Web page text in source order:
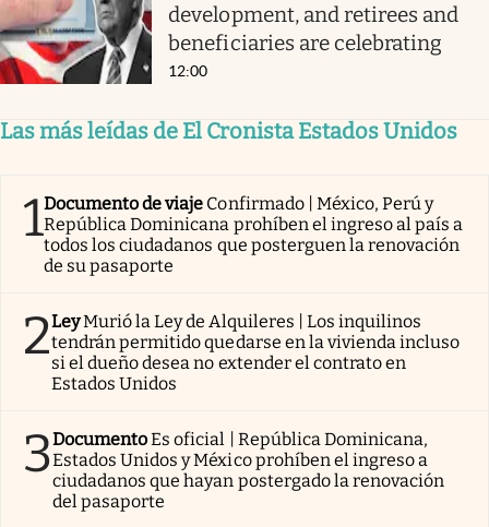
development, and retirees and
beneficiaries are celebrating
12:00
Las más leídas de El Cronista Estados Unidos
1Documento de viaje Confirmado | México, Perú y
República Dominicana prohíben el ingreso al país a
todos los ciudadanos que posterguen la renovación
de su pasaporte
2LeyMurió la Ley de Alquileres | Los inquilinos
tendrán permitido quedarse en la vivienda incluso
si el dueño desea no extender el contrato en
Estados Unidos
3DocumentoEs oficial | República Dominicana,
Estados Unidos y México prohíben el ingreso a
ciudadanos que hayan postergado la renovación
del pasaporte